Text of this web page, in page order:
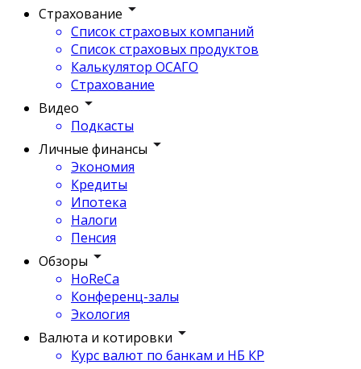
Страхование
Список страховых компаний
Список страховых продуктов
Калькулятор ОСАГО
Страхование
Видео
Подкасты
Личные финансы
Экономия
Кредиты
Ипотека
Налоги
Пенсия
Обзоры
HoReCa
Конференц-залы
Экология
Валюта и котировки
Курс валют по банкам и НБ КР